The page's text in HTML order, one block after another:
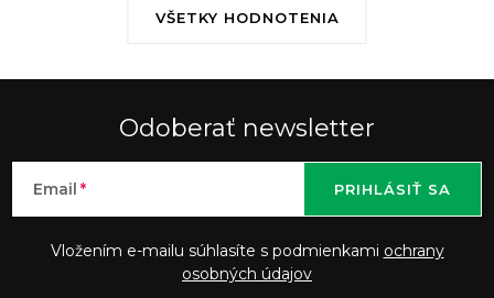
VŠETKY HODNOTENIA
Odoberať newsletter
Email
Vložením e-mailu súhlasíte s podmienkami ochrany
osobných údajov
PRIHLÁSIŤ SA